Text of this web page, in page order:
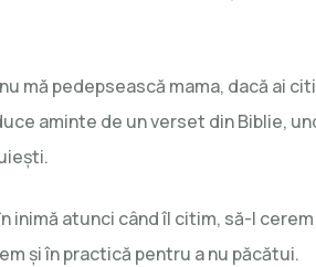
mă pedepsească mama, dacă ai
aminte de un verset din Biblie,
inimă atunci când îl citim, să-I
și în practică pentru a nu păcătui.